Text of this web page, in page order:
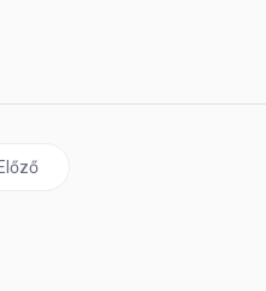
cikk: BVSC Napló: Irány az NB II!
Előző